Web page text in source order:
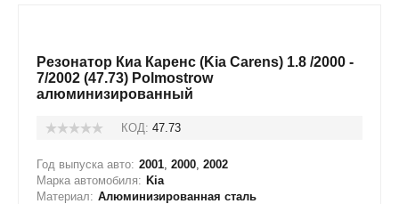
Резонатор Киа Каренс (Kia Carens) 1.8 /2000 -
7/2002 (47.73) Polmostrow
алюминизированный
КОД: 47.73
Год выпуска авто: 2001, 2000, 2002
Марка автомобиля: Kia
Материал: Алюминизированная сталь